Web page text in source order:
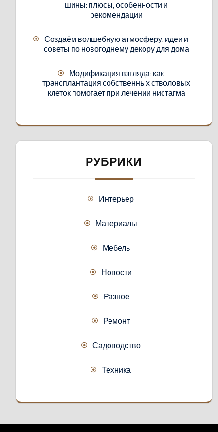
шины: плюсы, особенности и
рекомендации
Создаём волшебную атмосферу: идеи и
советы по новогоднему декору для дома
Модификация взгляда: как
трансплантация собственных стволовых
клеток помогает при лечении нистагма
РУБРИКИ
Интерьер
Материалы
Мебель
Новости
Разное
Ремонт
Садоводство
Техника